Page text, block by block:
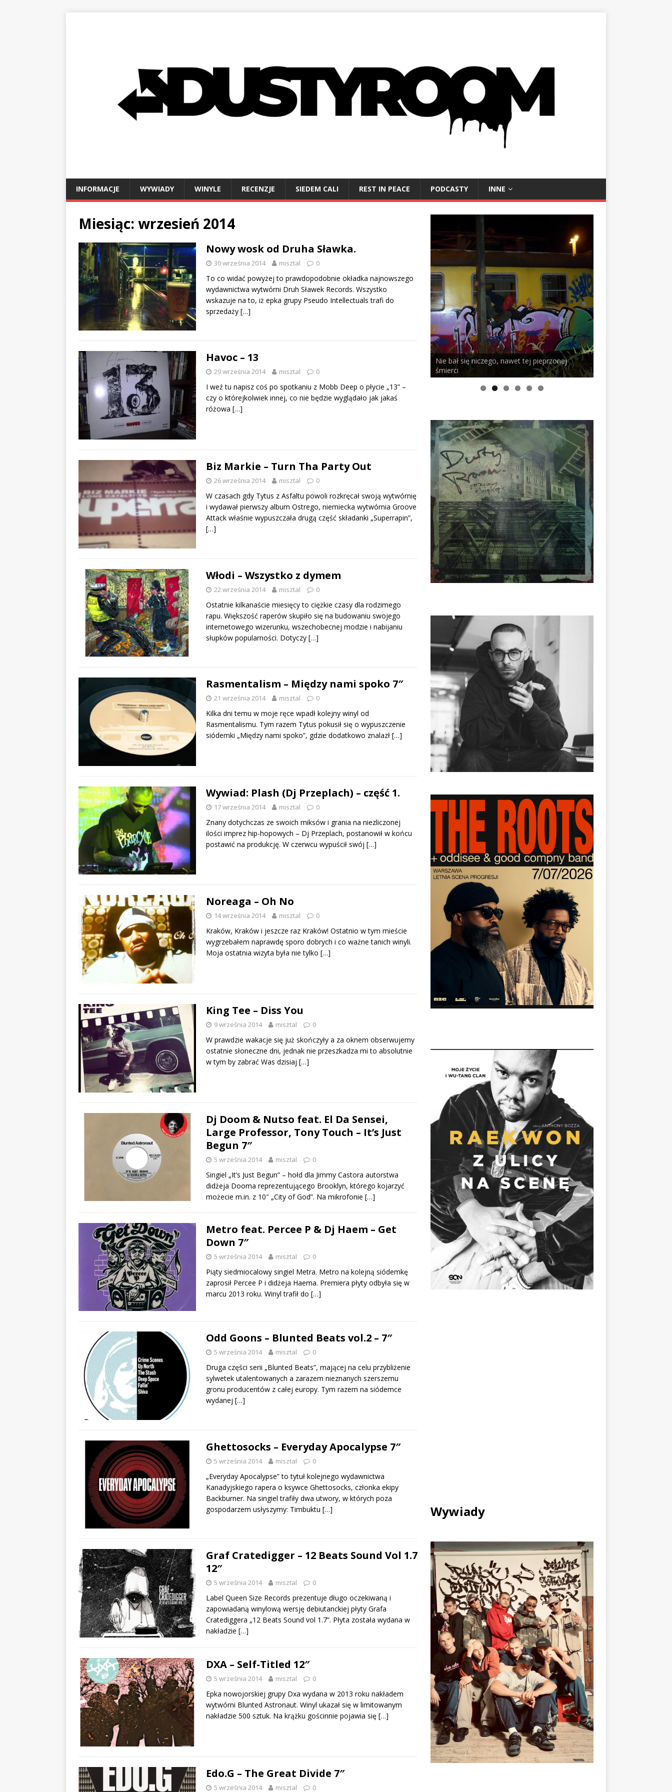
INFORMACJE WYWIADY WINYLE RECENZJE SIEDEM CALI REST IN PEACE PODCASTY INNE
Miesiąc: wrzesień 2014
Nowy wosk od Druha Sławka.
30 września 2014 misztal 0
To co widać powyżej to prawdopodobnie okładka najnowszego
wydawnictwa wytwórni Druh Sławek Records. Wszystko
wskazuje na to, iż epka grupy Pseudo Intellectuals trafi do
sprzedaży […]
Havoc – 13
29 września 2014 misztal 0
I weź tu napisz coś po spotkaniu z Mobb Deep o płycie „13” –
czy o którejkolwiek innej, co nie będzie wyglądało jak jakaś
różowa […]
Biz Markie – Turn Tha Party Out
26 września 2014 misztal 0
W czasach gdy Tytus z Asfaltu powoli rozkręcał swoją wytwórnię
i wydawał pierwszy album Ostrego, niemiecka wytwórnia Groove
Attack właśnie wypuszczała drugą część składanki „Superrapin”,
[…]
Włodi – Wszystko z dymem
22 września 2014 misztal 0
Ostatnie kilkanaście miesięcy to ciężkie czasy dla rodzimego
rapu. Większość raperów skupiło się na budowaniu swojego
internetowego wizerunku, wszechobecnej modzie i nabijaniu
słupków popularności. Dotyczy […]
Rasmentalism – Między nami spoko 7″
21 września 2014 misztal 0
Kilka dni temu w moje ręce wpadł kolejny winyl od
Rasmentalismu. Tym razem Tytus pokusił się o wypuszczenie
siódemki „Między nami spoko”, gdzie dodatkowo znalazł […]
Wywiad: Plash (Dj Przeplach) – część 1.
17 września 2014 misztal 0
Znany dotychczas ze swoich miksów i grania na niezliczonej
ilości imprez hip-hopowych – Dj Przeplach, postanowił w końcu
postawić na produkcję. W czerwcu wypuścił swój […]
Noreaga – Oh No
14 września 2014 misztal 0
Kraków, Kraków i jeszcze raz Kraków! Ostatnio w tym mieście
wygrzebałem naprawdę sporo dobrych i co ważne tanich winyli.
Moja ostatnia wizyta była nie tylko […]
King Tee – Diss You
9 września 2014 misztal 0
W prawdzie wakacje się już skończyły a za oknem obserwujemy
ostatnie słoneczne dni, jednak nie przeszkadza mi to absolutnie
w tym by zabrać Was dzisiaj […]
Dj Doom & Nutso feat. El Da Sensei,
Large Professor, Tony Touch – It’s Just
Begun 7″
5 września 2014 misztal 0
Singiel „It’s Just Begun” – hołd dla Jimmy Castora autorstwa
didżeja Dooma reprezentującego Brooklyn, którego kojarzyć
możecie m.in. z 10″ „City of God”. Na mikrofonie […]
Metro feat. Percee P & Dj Haem – Get
Down 7″
5 września 2014 misztal 0
Piąty siedmiocalowy singiel Metra. Metro na kolejną siódemkę
zaprosił Percee P i didżeja Haema. Premiera płyty odbyła się w
marcu 2013 roku. Winyl trafił do […]
Odd Goons – Blunted Beats vol.2 – 7″
5 września 2014 misztal 0
Druga części serii „Blunted Beats”, mającej na celu przybliżenie
sylwetek utalentowanych a zarazem nieznanych szerszemu
gronu producentów z całej europy. Tym razem na siódemce
wydanej […]
Ghettosocks – Everyday Apocalypse 7″
5 września 2014 misztal 0
„Everyday Apocalypse” to tytuł kolejnego wydawnictwa
Kanadyjskiego rapera o ksywce Ghettosocks, członka ekipy
Backburner. Na singiel trafiły dwa utwory, w których poza
gospodarzem usłyszymy: Timbuktu […]
Graf Cratedigger – 12 Beats Sound Vol 1.7
12″
5 września 2014 misztal 0
Label Queen Size Records prezentuje długo oczekiwaną i
zapowiadaną winylową wersję debiutanckiej płyty Grafa
Cratediggera „12 Beats Sound vol 1.7”. Płyta została wydana w
nakładzie […]
DXA – Self-Titled 12″
5 września 2014 misztal 0
Epka nowojorskiej grupy Dxa wydana w 2013 roku nakładem
wytwórni Blunted Astronaut. Winyl ukazał się w limitowanym
nakładzie 500 sztuk. Na krążku gościnnie pojawia się […]
Edo.G – The Great Divide 7″
5 września 2014 misztal 0
EVIDENCE x DUSTY ROOM ALCHEMIST x DUSTY ROOM
Nie bał się niczego, nawet tej pieprzonej
śmierci
Wywiady